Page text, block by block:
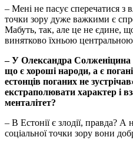
– Мені не пасує сперечатися з
точки зору дуже важкими є
Мабуть, так, але це не єдине,
винятково їхньою
– У Олександра Солженіцина
що є хороші народи, а є
естонців поганих не
екстраполювати характер і
менталітет?
– В Естонії є злодії, правда?
соціальної точки зору вони